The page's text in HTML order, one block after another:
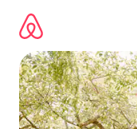
directement
contenu